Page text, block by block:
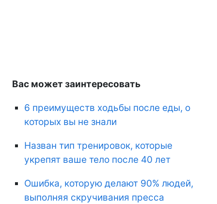
Вас может заинтересовать
6 преимуществ ходьбы после еды, о
которых вы не знали
Назван тип тренировок, которые
укрепят ваше тело после 40 лет
Ошибка, которую делают 90% людей,
выполняя скручивания пресса